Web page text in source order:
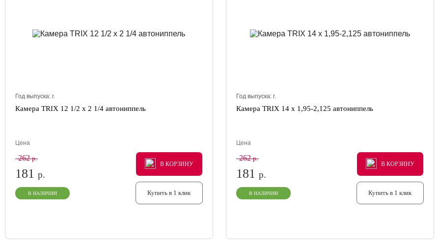
Год выпуска: г.
Камера TRIX 12 1/2 x 2 1/4 автониппель
Цена
262р.
181 р.
В НАЛИЧИИ
В КОРЗИНУ
В КОРЗИНУ
В КОРЗИНУ
Купить в 1 клик
Год выпуска:г.
Камера TRIX 14 x 1,95-2,125 автониппель
Цена
262р.
181р.
В НАЛИЧИИ
В КОРЗИНУ
В КОРЗИНУ
В КОРЗИНУ
Купить в 1 клик